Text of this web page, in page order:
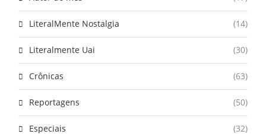
LiteralMente Nostalgia (14)
Literalmente Uai (30)
Crônicas (63)
Reportagens (50)
Especiais (32)